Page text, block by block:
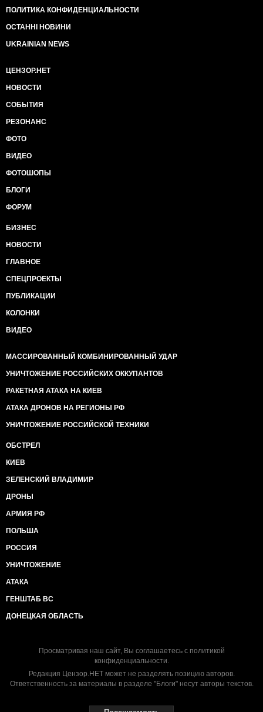
ПОЛИТИКА КОНФИДЕНЦИАЛЬНОСТИ
ОСТАННІ НОВИНИ
UKRAINIAN NEWS
ЦЕНЗОР.НЕТ
НОВОСТИ
СОБЫТИЯ
РЕЗОНАНС
ФОТО
ВИДЕО
ФОТОШОПЫ
БЛОГИ
ФОРУМ
БИЗНЕС
НОВОСТИ
ГЛАВНОЕ
СПЕЦПРОЕКТЫ
ПУБЛИКАЦИИ
КОЛОНКИ
ВИДЕО
МАССИРОВАННЫЙ КОМБИНИРОВАННЫЙ УДАР
УНИЧТОЖЕНИЕ РОССИЙСКИХ ОККУПАНТОВ
РАКЕТНАЯ АТАКА НА КИЕВ
АТАКА ДРОНОВ НА РЕГИОНЫ РФ
УНИЧТОЖЕНИЕ РОССИЙСКОЙ ТЕХНИКИ
ОБСТРЕЛ
КИЕВ
ЗЕЛЕНСКИЙ ВЛАДИМИР
ДРОНЫ
АРМИЯ РФ
ПОЛЬША
РОССИЯ
УНИЧТОЖЕНИЕ
АТАКА
ГЕНШТАБ ВС
ДОНЕЦКАЯ ОБЛАСТЬ
Просматривая наш сайт, Вы соглашаетесь с политикой
конфиденциальности.
Редакция Цензор.НЕТ может не разделять позицию авторов.
Ответственность за материалы в разделе "Блоги" несут авторы текстов.